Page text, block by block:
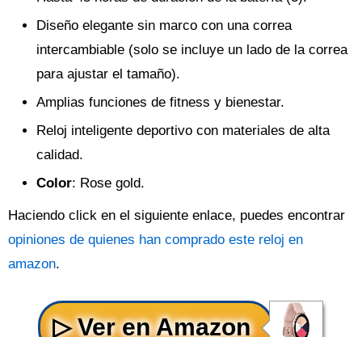
Diseño elegante sin marco con una correa
intercambiable (solo se incluye un lado de la correa
para ajustar el tamaño).
Amplias funciones de fitness y bienestar.
Reloj inteligente deportivo con materiales de alta
calidad.
Color: Rose gold.
Haciendo click en el siguiente enlace, puedes encontrar
opiniones de quienes han comprado este reloj en
amazon.